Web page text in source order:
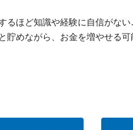
るほど知識や経験に自信がない
貯めながら、お金を増やせる